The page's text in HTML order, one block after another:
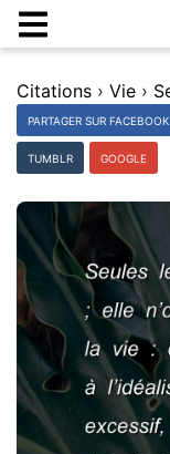
Citations › Vie ›
PARTAGER SUR FACEBOOK
TUMBLR GOOGLE